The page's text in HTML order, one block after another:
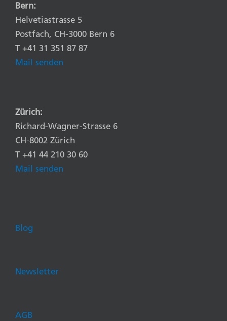
Bern:
Helvetiastrasse 5
Postfach, CH-3000 Bern 6
T +41 31 351 87 87
Mail senden
Zürich:
Richard-Wagner-Strasse 6
CH-8002 Zürich
T +41 44 210 30 60
Mail senden
Blog
Newsletter
AGB